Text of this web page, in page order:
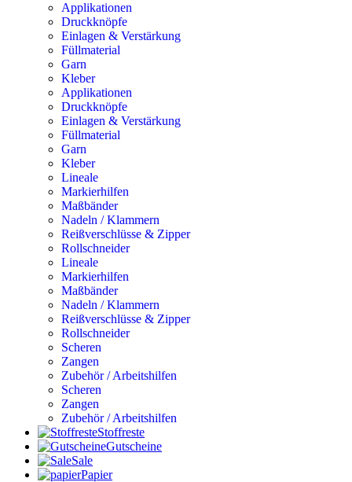
Applikationen
Druckknöpfe
Einlagen & Verstärkung
Füllmaterial
Garn
Kleber
Applikationen
Druckknöpfe
Einlagen & Verstärkung
Füllmaterial
Garn
Kleber
Lineale
Markierhilfen
Maßbänder
Nadeln / Klammern
Reißverschlüsse & Zipper
Rollschneider
Lineale
Markierhilfen
Maßbänder
Nadeln / Klammern
Reißverschlüsse & Zipper
Rollschneider
Scheren
Zangen
Zubehör / Arbeitshilfen
Scheren
Zangen
Zubehör / Arbeitshilfen
Stoffreste
Gutscheine
Sale
Papier